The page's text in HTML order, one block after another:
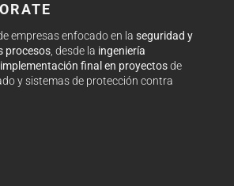
empresas enfocado en la seguridad y
procesos, desde la ingeniería
implementación final en proyectosde
y sistemas de protección contra